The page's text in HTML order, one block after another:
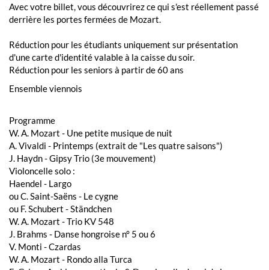
Avec votre billet, vous découvrirez ce qui s'est réellement passé
derrière les portes fermées de Mozart.
Réduction pour les étudiants uniquement sur présentation
d'une carte d'identité valable à la caisse du soir.
Réduction pour les seniors à partir de 60 ans
Ensemble viennois
Programme
W. A. Mozart - Une petite musique de nuit
A. Vivaldi - Printemps (extrait de "Les quatre saisons")
J. Haydn - Gipsy Trio (3e mouvement)
Violoncelle solo :
Haendel - Largo
ou C. Saint-Saëns - Le cygne
ou F. Schubert - Ständchen
W. A. Mozart - Trio KV 548
J. Brahms - Danse hongroise n° 5 ou 6
V. Monti - Czardas
W. A. Mozart - Rondo alla Turca